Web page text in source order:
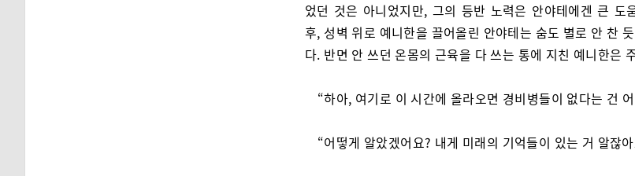
었던 것은 아니었지만, 그의 등반 노력은 안야테에겐 큰 도
후, 성벽 위로 예니한을 끌어올린 안야테는 숨도 별로 안 찬
다. 반면 안 쓰던 온몸의 근육을 다 쓰는 통에 지친 예니한은
“하아, 여기로 이 시간에 올라오면 경비병들이 없다는 건
“어떻게 알았겠어요? 내게 미래의 기억들이 있는 거 알잖